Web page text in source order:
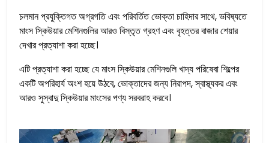
চলমান প্রযুক্তিগত অগ্রগতি এবং পরিবর্তিত ভোক্তা চাহিদার সাথে, ভবিষ্যতে
মাংস স্কিউয়ার মেশিনগুলির আরও বিস্তৃত গ্রহণ এবং বৃহত্তর বাজার শেয়ার
দেখার প্রত্যাশা করা হচ্ছে।
এটি প্রত্যাশা করা হচ্ছে যে মাংস স্কিউয়ার মেশিনগুলি খাদ্য পরিষেবা শিল্পের
একটি অপরিহার্য অংশ হয়ে উঠবে, ভোক্তাদের জন্য নিরাপদ, স্বাস্থ্যকর এবং
আরও সুস্বাদু স্কিউয়ার মাংসের পণ্য সরবরাহ করবে।